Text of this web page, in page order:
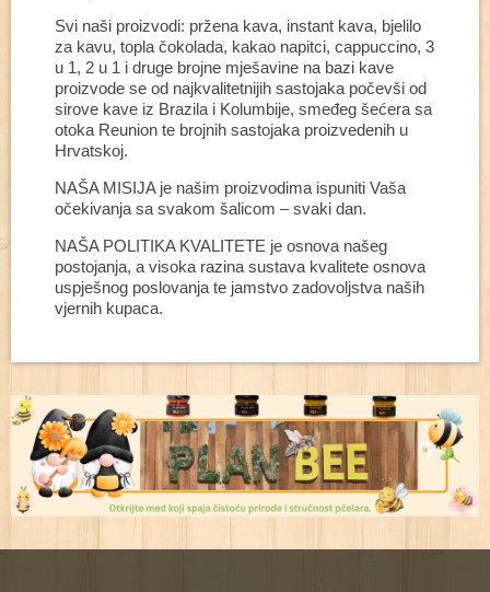
Svi naši proizvodi: pržena kava, instant kava, bjelilo
za kavu, topla čokolada, kakao napitci, cappuccino, 3
u 1, 2 u 1 i druge brojne mješavine na bazi kave
proizvode se od najkvalitetnijih sastojaka počevši od
sirove kave iz Brazila i Kolumbije, smeđeg šećera sa
otoka Reunion te brojnih sastojaka proizvedenih u
Hrvatskoj.
NAŠA MISIJA je našim proizvodima ispuniti Vaša
očekivanja sa svakom šalicom – svaki dan.
NAŠA POLITIKA KVALITETE je osnova našeg
postojanja, a visoka razina sustava kvalitete osnova
uspješnog poslovanja te jamstvo zadovoljstva naših
vjernih kupaca.